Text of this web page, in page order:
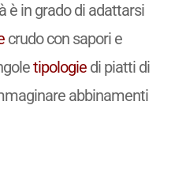
è in grado di adattarsi
crudo con sapori e
tipologiedi piatti di
abbinamenti